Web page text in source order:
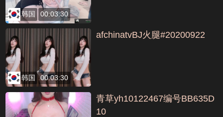
韩国 00:03:30
韩国 00:03:30
afchinatvBJ火腿#20200922
青草yh10122467编号BB635D
10